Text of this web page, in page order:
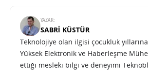
YAZAR:
SABRI KÜSTÜR
Teknolojiye olan ilgisi çocukluk
Yüksek Elektronik ve Haberleşme
ettiği mesleki bilgi ve deneyimi